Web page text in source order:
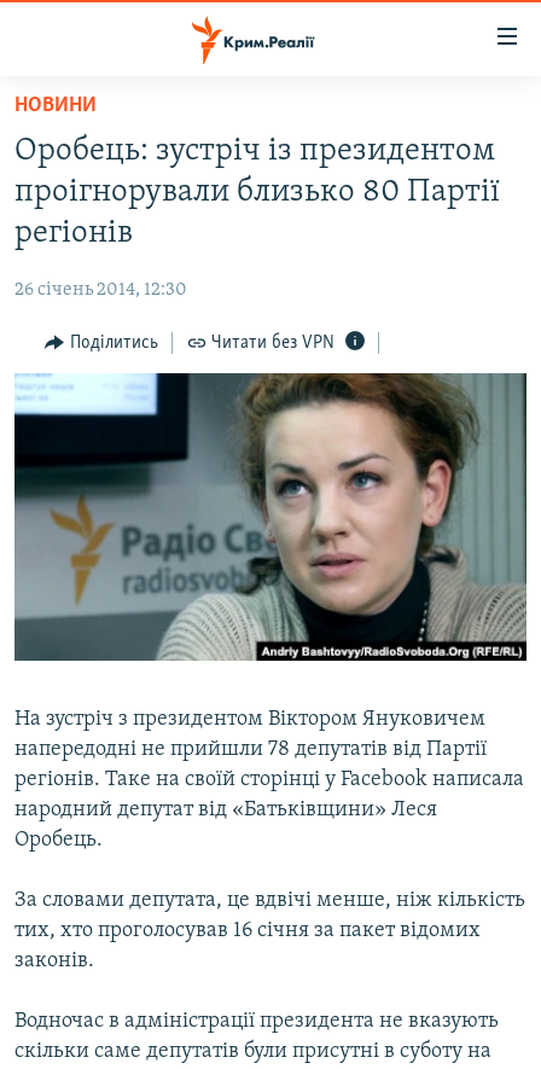
Перейти
основного
матеріалу
Перейти
до
основної
Перейти
до
пошуку
НОВИНИ
ВОДА.КРИМ
ВІДЕО ТА ФОТО
БЛОГИ
ПОГЛЯД
ІНТЕРВ'Ю
ДЕПОРТАЦІЯ
ВІДЕОУРОКИ «ELIFBE»
СВІДЧЕННЯ ОКУПАЦІЇ
УКРАЇНСЬКА ПРОБЛЕМА КРИМУ
ЯК ОБІЙТИ БЛОКУВАННЯ
Русский
Qırımtatar
Усі сайти RFE/RL
НОВИНИ
Оробець: зустріч із президентом
проігнорували близько 80 Партії
регіонів
26 січень 2014, 12:30
Поділитись Читати без VPN
На зустріч з президентом Віктором Януковичем
напередодні не прийшли 78 депутатів від Партії
регіонів. Таке на своїй сторінці у Facebook написала
народний депутат від «Батьківщини» Леся
Оробець.
За словами депутата, це вдвічі менше, ніж кількість
тих, хто проголосував 16 січня за пакет відомих
законів.
Водночас в адміністрації президента не вказують
скільки саме депутатів були присутні в суботу на